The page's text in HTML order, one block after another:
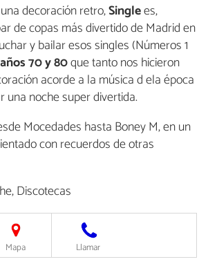
decoración retro,Singlees,
de copas más divertido de Madrid en
y bailar esos singles (Números 1
años 70 y 80que tanto nos hicieron
acorde a la música d ela época
una noche super divertida.
Mocedades hasta Boney M, en un
con recuerdos de otras
Discotecas
Mapa Llamar